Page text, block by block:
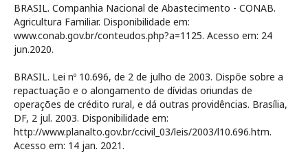
BRASIL. Companhia Nacional de Abastecimento - CONAB.
Agricultura Familiar. Disponibilidade em:
www.conab.gov.br/conteudos.php?a=1125. Acesso em: 24
jun.2020.
BRASIL. Lei nº 10.696, de 2 de julho de 2003. Dispõe sobre a
repactuação e o alongamento de dívidas oriundas de
operações de crédito rural, e dá outras providências. Brasília,
DF, 2 jul. 2003. Disponibilidade em:
http://www.planalto.gov.br/ccivil_03/leis/2003/l10.696.htm.
Acesso em: 14 jan. 2021.